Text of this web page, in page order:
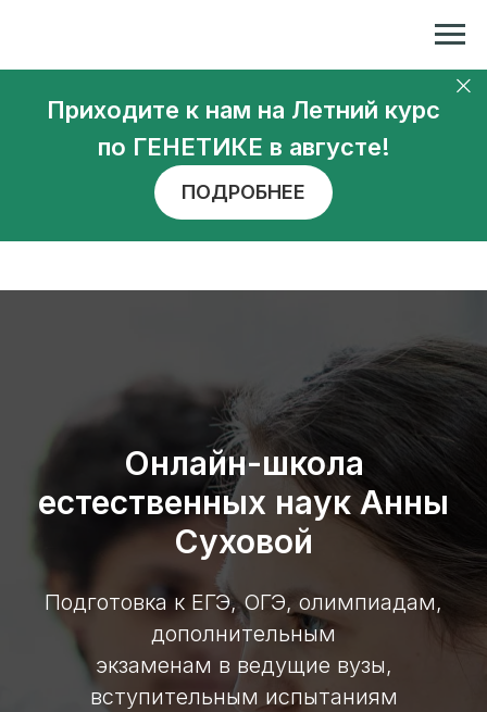
Приходите к нам на Летний курс
по ГЕНЕТИКЕ в августе!
ПОДРОБНЕЕ
Онлайн-школа
естественных наук Анны
Суховой
Подготовка к ЕГЭ, ОГЭ, олимпиадам,
дополнительным
экзаменам в ведущие вузы,
вступительным испытаниям